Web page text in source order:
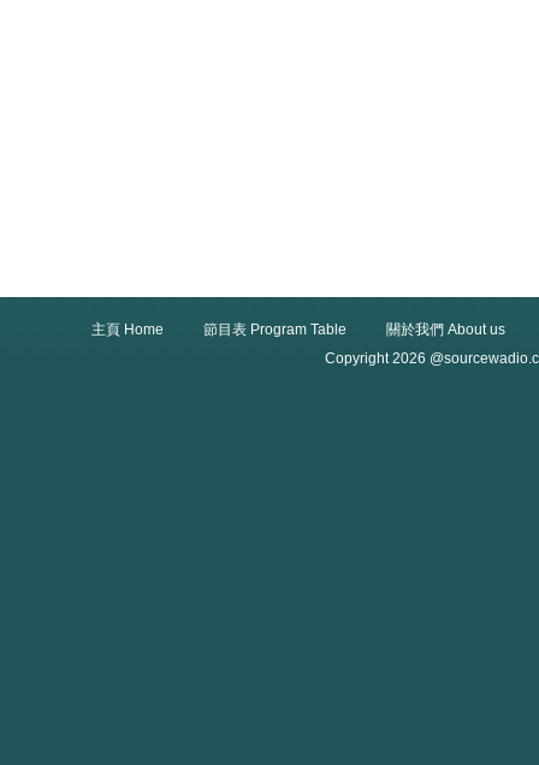
主頁 Home 節目表 Program Table
關於我們 About us
Copyright 2026